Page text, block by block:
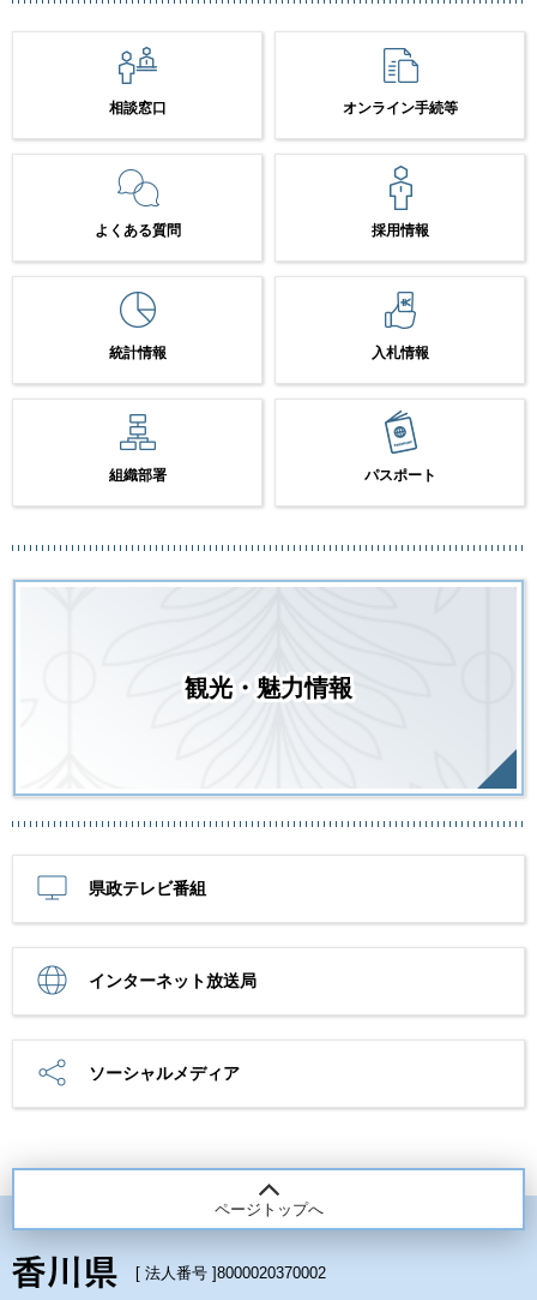
相談窓口 オンライン手続等
よくある質問 採用情報
統計情報 入札情報
組織部署 パスポート
観光・魅力情報
県政テレビ番組
インターネット放送局
ソーシャルメディア
ページトップへ
[ 法人番号 ]8000020370002